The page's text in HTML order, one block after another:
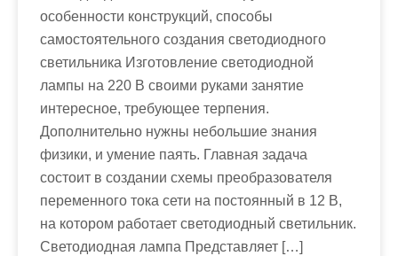
особенности конструкций, способы
самостоятельного создания светодиодного
светильника Изготовление светодиодной
лампы на 220 В своими руками занятие
интересное, требующее терпения.
Дополнительно нужны небольшие знания
физики, и умение паять. Главная задача
состоит в создании схемы преобразователя
переменного тока сети на постоянный в 12 В,
на котором работает светодиодный светильник.
Светодиодная лампа Представляет […]